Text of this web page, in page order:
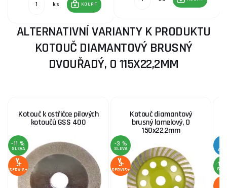
ks KOUPIT
ALTERNATIVNÍ VARIANTY K PRODUKTU
KOTOUČ DIAMANTOVÝ BRUSNÝ
DVOUŘADÝ, O 115X22,2MM
Kotouč k ostřičce pilových
kotoučů GSS 400
-11 %
SLEVA
SERVIS+
Kotouč diamantový
brusný lamelový, O
150x22,2mm
-3 %
SLEVA
SERVIS+
-13